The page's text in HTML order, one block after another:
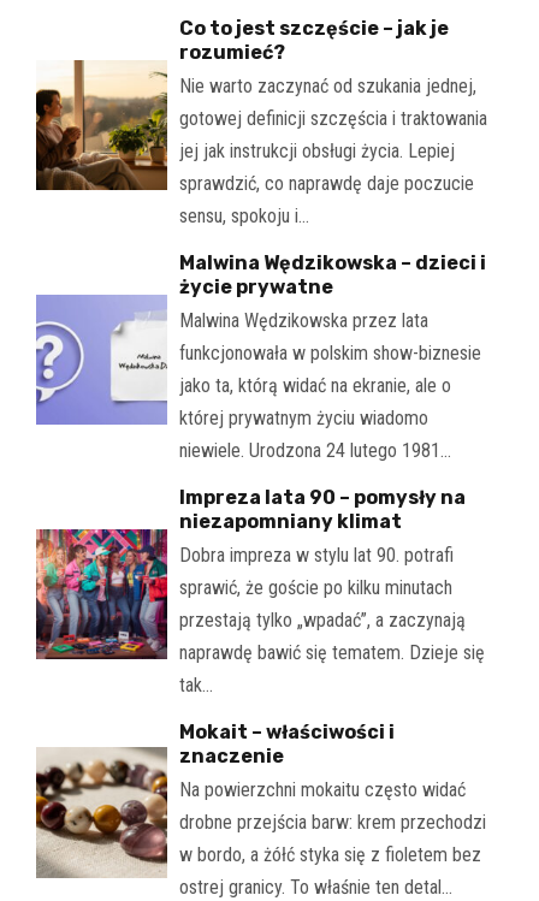
Co to jest szczęście – jak je
rozumieć?
Nie warto zaczynać od szukania jednej,
gotowej definicji szczęścia i traktowania
jej jak instrukcji obsługi życia. Lepiej
sprawdzić, co naprawdę daje poczucie
sensu, spokoju i…
Malwina Wędzikowska – dzieci i
życie prywatne
Malwina Wędzikowska przez lata
funkcjonowała w polskim show-biznesie
jako ta, którą widać na ekranie, ale o
której prywatnym życiu wiadomo
niewiele. Urodzona 24 lutego 1981…
Impreza lata 90 – pomysły na
niezapomniany klimat
Dobra impreza w stylu lat 90. potrafi
sprawić, że goście po kilku minutach
przestają tylko „wpadać”, a zaczynają
naprawdę bawić się tematem. Dzieje się
tak…
Mokait – właściwości i
znaczenie
Na powierzchni mokaitu często widać
drobne przejścia barw: krem przechodzi
w bordo, a żółć styka się z fioletem bez
ostrej granicy. To właśnie ten detal…